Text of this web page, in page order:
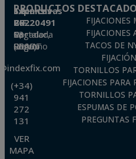
Técnicas Expansivas S.L.
CIF: B-26220491
P. I. La Portalada II, C/ Segador, 13
26006 · Logroño (La Rioja) · SPAIN
(+34)
941
272
131
VER
MAPA
PRODUCTOS
FIJACIONES
FIJACIONES
TACOS DE
TORNILLOS
FIJACIONES PARA
TORNILLOS
ESPUMAS DE
PREGUNTAS